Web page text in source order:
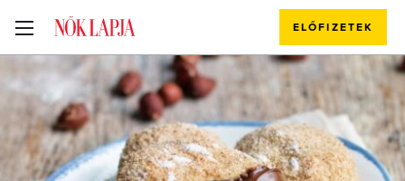
ELŐFIZETEK